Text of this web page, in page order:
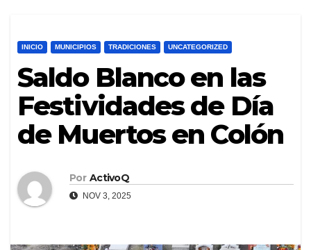
INICIO MUNICIPIOS TRADICIONES UNCATEGORIZED
Saldo Blanco en las
Festividades de Día
de Muertos en Colón
Por ActivoQ
NOV 3, 2025